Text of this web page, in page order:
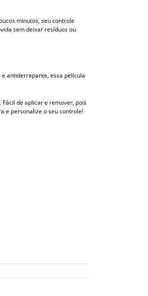
minutos, seu controle
sem deixar resíduos ou
antiderrapante, essa película
de aplicar e remover, pois
e personalize o seu controle!